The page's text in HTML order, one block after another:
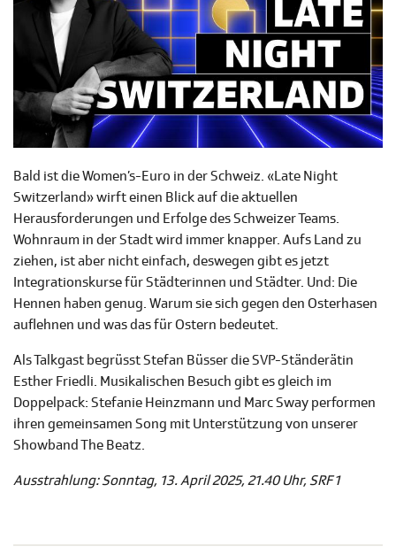
Bald ist die Women’s-Euro in der Schweiz. «Late Night
Switzerland» wirft einen Blick auf die aktuellen
Herausforderungen und Erfolge des Schweizer Teams.
Wohnraum in der Stadt wird immer knapper. Aufs Land zu
ziehen, ist aber nicht einfach, deswegen gibt es jetzt
Integrationskurse für Städterinnen und Städter. Und: Die
Hennen haben genug. Warum sie sich gegen den Osterhasen
auflehnen und was das für Ostern bedeutet.
Als Talkgast begrüsst Stefan Büsser die SVP-Ständerätin
Esther Friedli. Musikalischen Besuch gibt es gleich im
Doppelpack: Stefanie Heinzmann und Marc Sway performen
ihren gemeinsamen Song mit Unterstützung von unserer
Showband The Beatz.
Ausstrahlung: Sonntag, 13. April 2025, 21.40 Uhr, SRF 1